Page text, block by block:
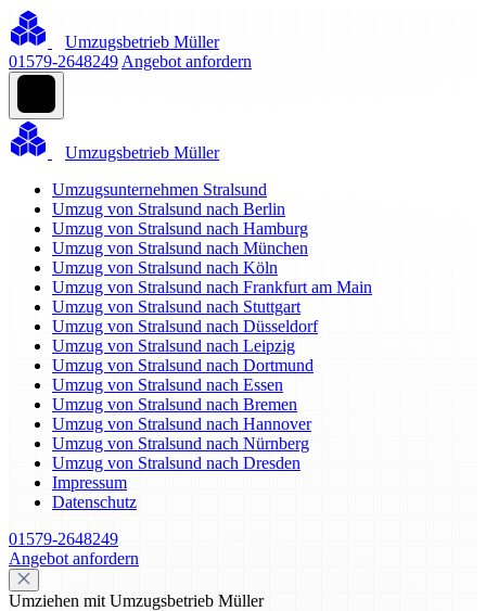
Umzugsbetrieb Müller
01579-2648249 Angebot anfordern
Umzugsbetrieb Müller
Umzugsunternehmen Stralsund
Umzug von Stralsund nach Berlin
Umzug von Stralsund nach Hamburg
Umzug von Stralsund nach München
Umzug von Stralsund nach Köln
Umzug von Stralsund nach Frankfurt am Main
Umzug von Stralsund nach Stuttgart
Umzug von Stralsund nach Düsseldorf
Umzug von Stralsund nach Leipzig
Umzug von Stralsund nach Dortmund
Umzug von Stralsund nach Essen
Umzug von Stralsund nach Bremen
Umzug von Stralsund nach Hannover
Umzug von Stralsund nach Nürnberg
Umzug von Stralsund nach Dresden
Impressum
Datenschutz
01579-2648249
Angebot anfordern
Umziehen mit Umzugsbetrieb Müller